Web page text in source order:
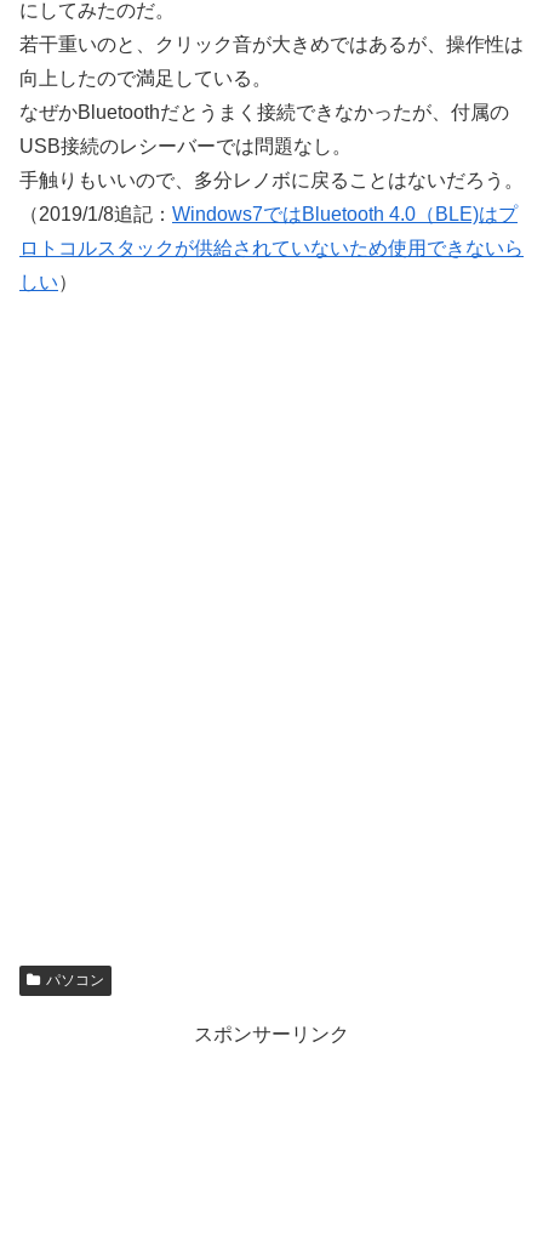
にしてみたのだ。
若干重いのと、クリック音が大きめではあるが、操作性は
向上したので満足している。
なぜかBluetoothだとうまく接続できなかったが、付属の
USB接続のレシーバーでは問題なし。
手触りもいいので、多分レノボに戻ることはないだろう。
（2019/1/8追記： Windows7ではBluetooth 4.0（BLE)はプ
ロトコルスタックが供給されていないため使用できないら
しい）
パソコン
スポンサーリンク